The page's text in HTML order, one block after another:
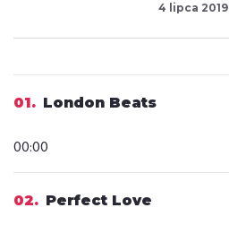
4 lipca 2019
01 London Beats
plików
dźwiękowych
00:00
02 Perfect Love